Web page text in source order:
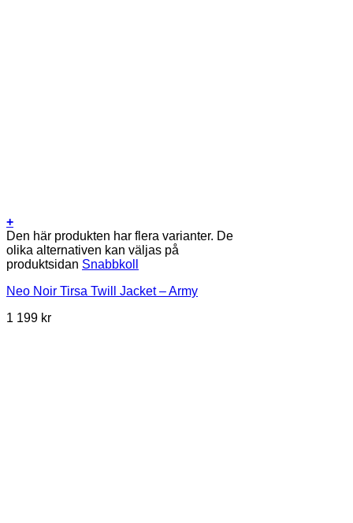
+
Den här produkten har flera varianter. De
olika alternativen kan väljas på
produktsidan Snabbkoll
Neo Noir Tirsa Twill Jacket – Army
1 199 kr